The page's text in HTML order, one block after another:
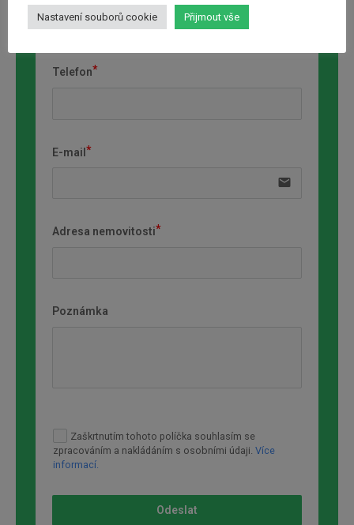
Telefon
E-mail
email
Adresa nemovitosti
Poznámka
Zaškrtnutím tohoto políčka souhlasím se
zpracováním a nakládáním s osobními údaji. Více
informací.
Odeslat
Nastavení souborů cookie Přijmout vše